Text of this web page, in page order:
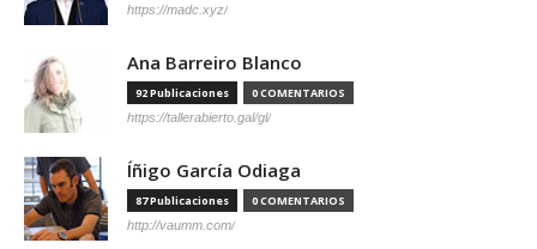
https://madc.xyz/
Ana Barreiro Blanco
92 Publicaciones 0 COMENTARIOS
https://tallerabierto.gal/gl/
Íñigo García Odiaga
87 Publicaciones 0 COMENTARIOS
http://vaumm.com/